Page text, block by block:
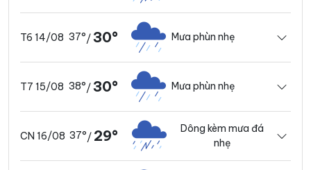
T6 14/08 37°/30° Mưa phùn nhẹ
T7 15/08 38°/30° Mưa phùn nhẹ
CN 16/08 37°/ 29°
Dông kèm mưa đá
nhẹ